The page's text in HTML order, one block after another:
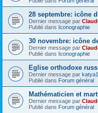
28 septembre: icône
Dernier message par
Publié dans Iconographie
30 novembre: icône
Dernier message par
Publié dans Iconographie
Eglise orthodoxe
Dernier message par
Publié dans Forum général
Mathématicien et
Dernier message par
Publié dans Forum général